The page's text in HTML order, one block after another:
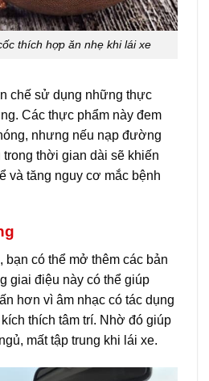
thích hợp ăn nhẹ khi lái xe
chế sử dụng những thực
Các thực phẩm này đem
nhưng nếu nạp đường
thời gian dài sẽ khiến
và tăng nguy cơ mắc bệnh
bạn có thể mở thêm các bản
giai điệu này có thể giúp
hơn vì âm nhạc có tác dụng
thích tâm trí. Nhờ đó giúp
mất tập trung khi lái xe.